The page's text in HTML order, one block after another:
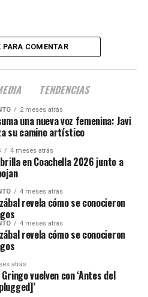
COMENTAR
TENDENCIAS
2 meses atrás
una nueva voz femenina: Javi
su camino artístico
4 meses atrás
en Coachella 2026 junto a
4 meses atrás
revela cómo se conocieron
4 meses atrás
revela cómo se conocieron
atrás
vuelven con ‘Antes del